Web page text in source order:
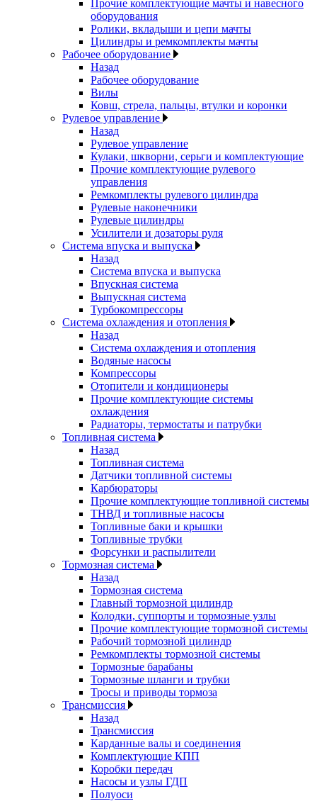
Прочие комплектующие мачты и навесного
оборудования
Ролики, вкладыши и цепи мачты
Цилиндры и ремкомплекты мачты
Рабочее оборудование
Назад
Рабочее оборудование
Вилы
Ковш, стрела, пальцы, втулки и коронки
Рулевое управление
Назад
Рулевое управление
Кулаки, шкворни, серьги и комплектующие
Прочие комплектующие рулевого
управления
Ремкомплекты рулевого цилиндра
Рулевые наконечники
Рулевые цилиндры
Усилители и дозаторы руля
Система впуска и выпуска
Назад
Система впуска и выпуска
Впускная система
Выпускная система
Турбокомпрессоры
Система охлаждения и отопления
Назад
Система охлаждения и отопления
Водяные насосы
Компрессоры
Отопители и кондиционеры
Прочие комплектующие системы
охлаждения
Радиаторы, термостаты и патрубки
Топливная система
Назад
Топливная система
Датчики топливной системы
Карбюраторы
Прочие комплектующие топливной системы
ТНВД и топливные насосы
Топливные баки и крышки
Топливные трубки
Форсунки и распылители
Тормозная система
Назад
Тормозная система
Главный тормозной цилиндр
Колодки, суппорты и тормозные узлы
Прочие комплектующие тормозной системы
Рабочий тормозной цилиндр
Ремкомплекты тормозной системы
Тормозные барабаны
Тормозные шланги и трубки
Тросы и приводы тормоза
Трансмиссия
Назад
Трансмиссия
Карданные валы и соединения
Комплектующие КПП
Коробки передач
Насосы и узлы ГДП
Полуоси